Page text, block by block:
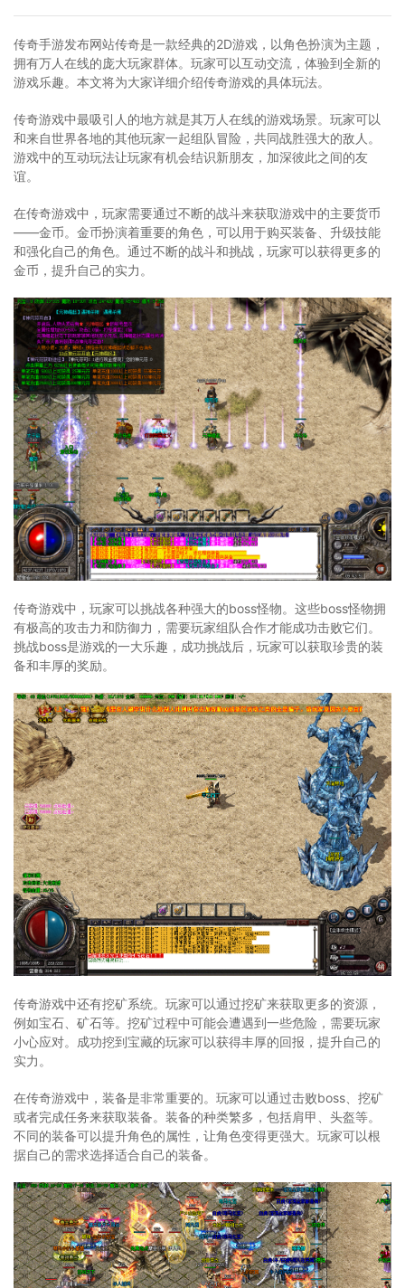
传奇手游发布网站传奇是一款经典的2D游戏，以角色扮演为主题，
拥有万人在线的庞大玩家群体。玩家可以互动交流，体验到全新的
游戏乐趣。本文将为大家详细介绍传奇游戏的具体玩法。
传奇游戏中最吸引人的地方就是其万人在线的游戏场景。玩家可以
和来自世界各地的其他玩家一起组队冒险，共同战胜强大的敌人。
游戏中的互动玩法让玩家有机会结识新朋友，加深彼此之间的友
谊。
在传奇游戏中，玩家需要通过不断的战斗来获取游戏中的主要货币
——金币。金币扮演着重要的角色，可以用于购买装备、升级技能
和强化自己的角色。通过不断的战斗和挑战，玩家可以获得更多的
金币，提升自己的实力。
传奇游戏中，玩家可以挑战各种强大的boss怪物。这些boss怪物拥
有极高的攻击力和防御力，需要玩家组队合作才能成功击败它们。
挑战boss是游戏的一大乐趣，成功挑战后，玩家可以获取珍贵的装
备和丰厚的奖励。
传奇游戏中还有挖矿系统。玩家可以通过挖矿来获取更多的资源，
例如宝石、矿石等。挖矿过程中可能会遭遇到一些危险，需要玩家
小心应对。成功挖到宝藏的玩家可以获得丰厚的回报，提升自己的
实力。
在传奇游戏中，装备是非常重要的。玩家可以通过击败boss、挖矿
或者完成任务来获取装备。装备的种类繁多，包括肩甲、头盔等。
不同的装备可以提升角色的属性，让角色变得更强大。玩家可以根
据自己的需求选择适合自己的装备。